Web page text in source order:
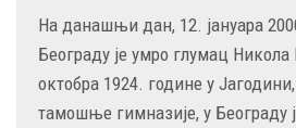
На данашњи дан, 12. јануара
Београду је умро глумац Никола
октобра 1924. године у
тамошње гимназије, у Београду